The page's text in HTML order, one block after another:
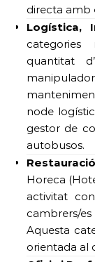
directa amb
Logística,
quantitat
node
gestor de
autobusos.
Horeca
activitat
cambrers/
Aquesta
orientada al